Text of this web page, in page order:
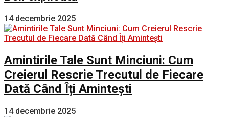
14 decembrie 2025
Amintirile Tale Sunt Minciuni: Cum
Creierul Rescrie Trecutul de Fiecare
Dată Când Îți Amintești
14 decembrie 2025